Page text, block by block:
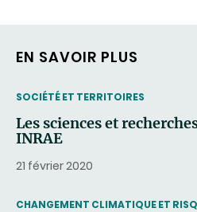
EN SAVOIR PLUS
THEMATIC
SOCIÉTÉ ET TERRITOIRES
Les sciences et
INRAE
21 février 2020
THEMATIC
CHANGEMENT CLIMATIQUE ET